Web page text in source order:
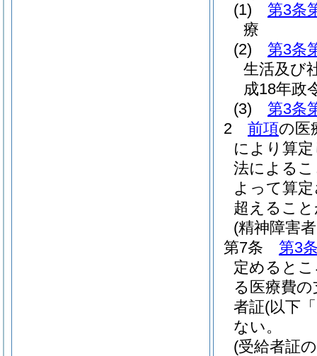
(1)
第3条
療
(2)
第3条
生活及び
成18年政
(3)
第3条
2
前項の医
により算
法による
よって算
超えるこ
(精神障害
第7条
第3
定めると
る医療費
者証(以下
ない。
(受給者証